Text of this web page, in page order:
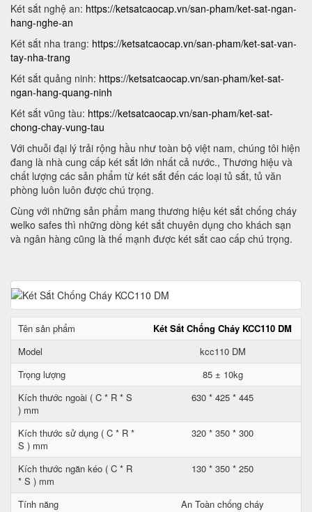
Két sắt nghệ an: https://ketsatcaocap.vn/san-pham/ket-sat-ngan-
hang-nghe-an
Két sắt nha trang: https://ketsatcaocap.vn/san-pham/ket-sat-van-
tay-nha-trang
Két sắt quảng ninh: https://ketsatcaocap.vn/san-pham/ket-sat-
ngan-hang-quang-ninh
Két sắt vũng tàu: https://ketsatcaocap.vn/san-pham/ket-sat-
chong-chay-vung-tau
Với chuỗi đại lý trải rộng hầu như toàn bộ việt nam, chúng tôi hiện
đang là nhà cung cấp két sắt lớn nhất cả nước., Thương hiệu và
chất lượng các sản phẩm từ két sắt đến các loại tủ sắt, tủ văn
phòng luôn luôn được chú trọng.
Cùng với những sản phẩm mang thương hiệu két sắt chống cháy
welko safes thì những dòng két sắt chuyên dụng cho khách sạn
và ngân hàng cũng là thế mạnh được két sắt cao cấp chú trọng.
Tên sản phẩm
Két Sắt Chống Cháy KCC110 DM
Model
kcc110 DM
Trọng lượng
85 ± 10kg
Kích thước ngoài ( C * R * S
) mm
630 * 425 * 445
Kích thước sử dụng ( C * R *
S ) mm
320 * 350 * 300
Kích thước ngăn kéo ( C * R
* S ) mm
130 * 350 * 250
Tính năng
An Toàn chống cháy